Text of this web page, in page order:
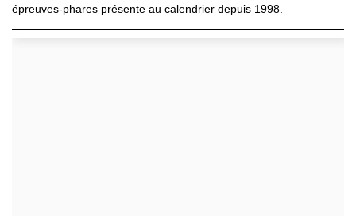
épreuves-phares présente au calendrier depuis 1998.